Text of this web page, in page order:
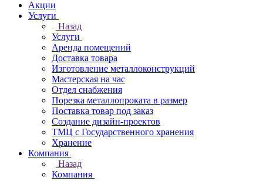
Акции
Услуги
Назад
Услуги
Аренда помещений
Доставка товара
Изготовление металлоконструкций
Мастерская на час
Отдел снабжения
Порезка металлопроката в размер
Поставка товар под заказ
Создание дизайн-проектов
ТМЦ с Государственного хранения
Хранение
Компания
Назад
Компания